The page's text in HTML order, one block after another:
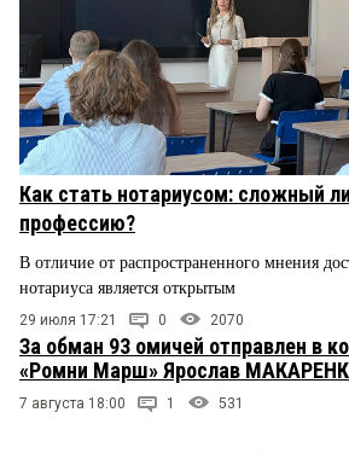
Как стать нотариусом: сложный
профессию?
В отличие от распространенного мнения
нотариуса является открытым
29 июля 17:21 0 2070
За обман 93 омичей отправлен в
«Ромни Марш» Ярослав
7 августа 18:00 1 531